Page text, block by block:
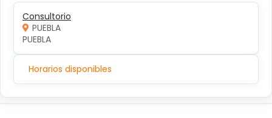
Consultorio
PUEBLA
PUEBLA
Horarios disponibles